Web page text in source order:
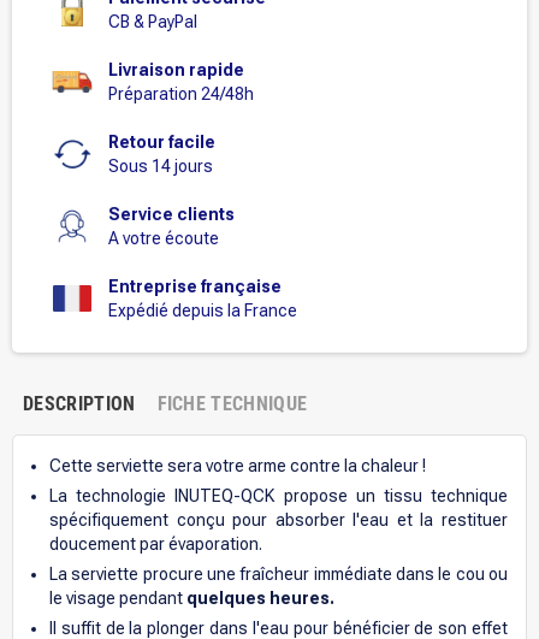
CB & PayPal
Livraison rapide
Préparation 24/48h
Retour facile
Sous 14 jours
Service clients
A votre écoute
Entreprise française
Expédié depuis la France
DESCRIPTION FICHE TECHNIQUE
Cette serviette sera votre arme contre la chaleur !
La technologie INUTEQ-QCK propose un tissu technique
spécifiquement conçu pour absorber l'eau et la restituer
doucement par évaporation.
La serviette procure une fraîcheur immédiate dans le cou ou
le visage pendant quelques heures.
Il suffit de la plonger dans l'eau pour bénéficier de son effet